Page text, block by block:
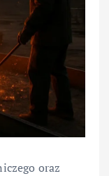
oraz